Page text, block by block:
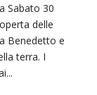
Sabato 30
delle
Benedetto e
terra. I